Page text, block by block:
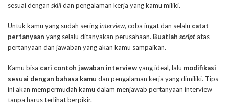
sesuai dengan skilldan pengalaman kerja yang kamu miliki.
Untuk kamu yang sudah seringinterview, coba ingat dan selalu catat
pertanyaan yang selalu ditanyakan perusahaan. Buatlah scriptatas
pertanyaan dan jawaban yang akan kamu sampaikan.
Kamu bisa cari contoh jawaban interviewyang ideal, lalu modifikasi
sesuai dengan bahasa kamu dan pengalaman kerja yang dimiliki. Tips
ini akan mempermudah kamu dalam menjawab pertanyaan interview
tanpa harus terlihat berpikir.